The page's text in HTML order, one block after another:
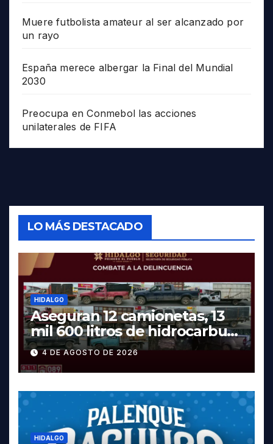
Muere futbolista amateur al ser alcanzado por
un rayo
España merece albergar la Final del Mundial
2030
Preocupa en Conmebol las acciones
unilaterales de FIFA
LO MÁS DESTACADO
HIDALGO
Aseguran 12 camionetas, 13
mil 600 litros de hidrocarburo
y dos vehículos robados en
Tula
4 DE AGOSTO DE 2026
HIDALGO